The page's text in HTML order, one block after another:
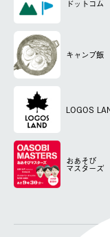
ドットコム
キャンプ飯
LOGOS
おあそび
マスターズ